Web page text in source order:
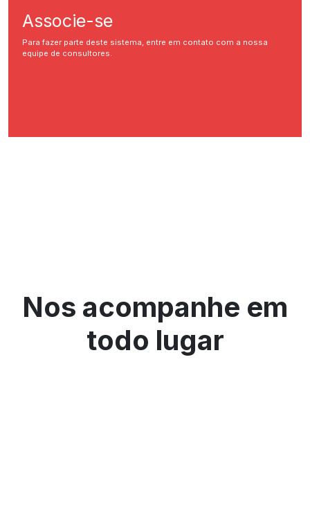
Associe-se
Para fazer parte deste sistema, entre em contato com a nossa
equipe de consultores.
Nos acompanhe em
todo lugar